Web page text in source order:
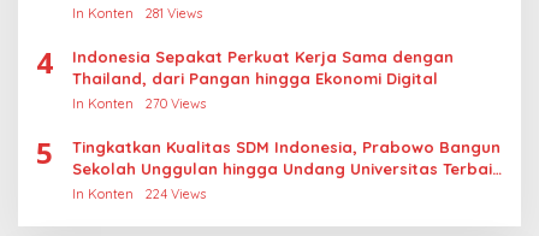
In Konten 281 Views
4
Indonesia Sepakat Perkuat Kerja Sama dengan
Thailand, dari Pangan hingga Ekonomi Digital
In Konten 270 Views
5
Tingkatkan Kualitas SDM Indonesia, Prabowo Bangun
Sekolah Unggulan hingga Undang Universitas Terbaik
Dunia
In Konten 224 Views